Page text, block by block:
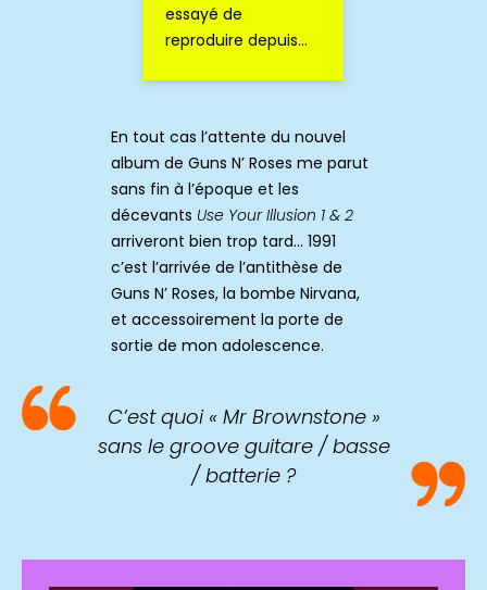
essayé de
reproduire depuis…
En tout cas l’attente du nouvel
album de Guns N’ Roses me parut
sans fin à l’époque et les
décevants Use Your Illusion 1 & 2
arriveront bien trop tard… 1991
c’est l’arrivée de l’antithèse de
Guns N’ Roses, la bombe Nirvana,
et accessoirement la porte de
sortie de mon adolescence.
C’est quoi « Mr Brownstone »
sans le groove guitare / basse
/ batterie ?